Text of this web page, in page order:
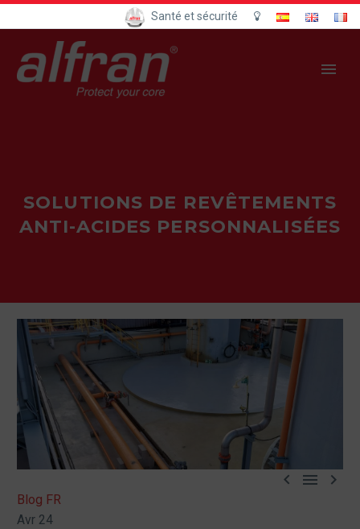
Santé et sécurité
SOLUTIONS DE REVÊTEMENTS
ANTI-ACIDES PERSONNALISÉES
  
Blog FR
Avr 24